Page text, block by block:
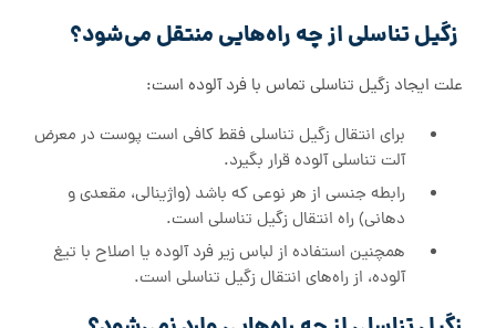
زگیل تناسلی از چه راه‌هایی منتقل می‌شود؟
علت ایجاد زگیل تناسلی تماس با فرد آلوده است:
برای انتقال زگیل تناسلی فقط کافی است پوست در معرض
آلت تناسلی آلوده قرار بگیرد.
رابطه جنسی از هر نوعی که باشد (واژینالی، مقعدی و
دهانی) راه انتقال زگیل تناسلی است.
همچنین استفاده از لباس زیر فرد آلوده یا اصلاح با تیغ
آلوده، از راه‌های انتقال زگیل تناسلی است.